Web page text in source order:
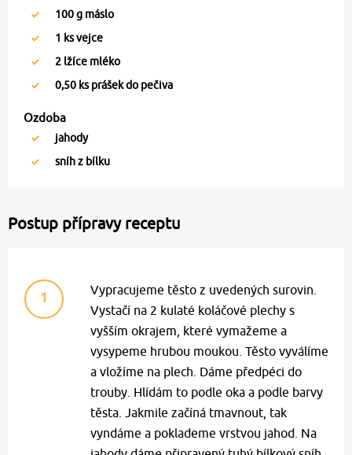
100g máslo
1 ks vejce
2 lžíce mléko
0,50 ks prášek do pečiva
Ozdoba
jahody
sníh z bílku
Postup přípravy receptu
1
Vypracujeme těsto z uvedených surovin.
Vystačí na 2 kulaté koláčové plechy s
vyšším okrajem, které vymažeme a
vysypeme hrubou moukou. Těsto vyválíme
a vložíme na plech. Dáme předpéci do
trouby. Hlídám to podle oka a podle barvy
těsta. Jakmile začíná tmavnout, tak
vyndáme a poklademe vrstvou jahod. Na